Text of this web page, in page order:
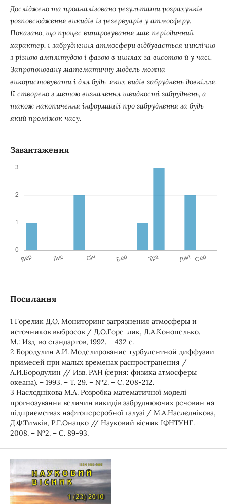
Досліджено та проаналізовано результати розрахунків
розповсюдження викидів із резервуарів у атмосферу.
Показано, що процес випаровування має періодичний
характер, і забруднення атмосфери відбувається циклічно
з різною амплітудою і фазою в циклах за висотою й у часі.
Запропоновану математичну модель можна
використовувати і для будь-яких видів забруднень довкілля.
Її створено з метою визначення швидкості забруднень, а
також накопичення інформації про забруднення за будь-
який проміжок часу.
Завантаження
Посилання
1 Горелик Д.О. Мониторинг загрязнения атмосферы и
источников выбросов / Д.О.Горе-лик, Л.А.Конопелько. –
М.: Изд-во стандартов, 1992. – 432 с.
2 Бородулин А.И. Моделирование турбулентной диффузии
примесей при малых временах распространения /
А.И.Бородулин // Изв. РАН (серия: физика атмосферы
океана). – 1993. – Т. 29. – №2. – С. 208-212.
3 Наслєднікова М.А. Розробка математичної моделі
прогнозування величин викидів забруднюючих речовин на
підприємствах нафтопереробної галузі / М.А.Наслєднікова,
Д.Ф.Тимків, Р.Г.Онацко // Науковий вісник ІФНТУНГ. –
2008. – №2. – С. 89-93.